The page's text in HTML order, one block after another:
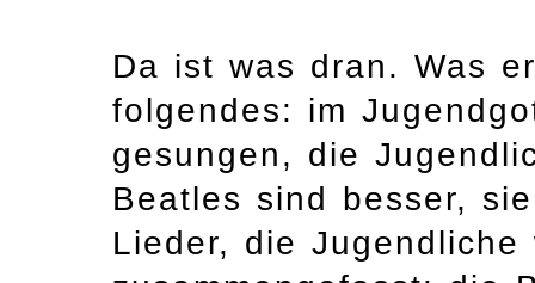
Da ist was dran. Was
folgendes: im
gesungen, die
Beatles sind besser,
Lieder, die